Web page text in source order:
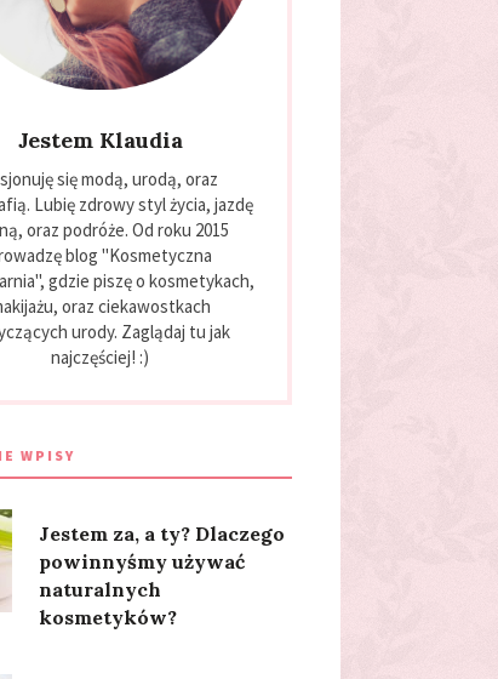
Jestem Klaudia
się modą, urodą, oraz
Lubię zdrowy styl życia, jazdę
oraz podróże. Od roku 2015
blog "Kosmetyczna
gdzie piszę o kosmetykach,
oraz ciekawostkach
urody. Zaglądaj tu jak
najczęściej! :)
WPISY
Jestem za, a ty? Dlaczego
powinnyśmy używać
naturalnych
kosmetyków?